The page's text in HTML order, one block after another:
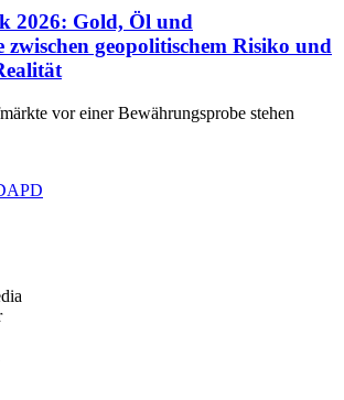
2026: Gold, Öl und
zwischen geopolitischem Risiko und
vor einer Bewährungsprobe stehen